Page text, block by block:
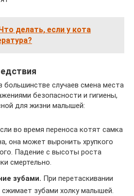
делать, если у кота
большинстве случаев смена места
безопасности и гигиены,
для жизни малышей:
во время переноса котят самка
она может выронить хрупкого
Падение с высоты роста
смертельно.
зубами. При перетаскивании
зубами холку малышей.